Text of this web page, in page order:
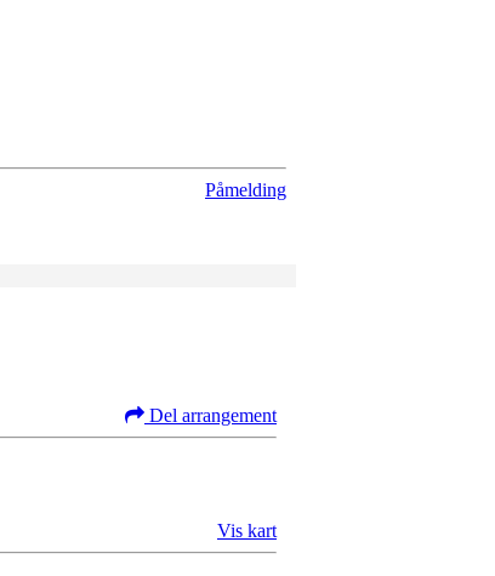
Påmelding
Del arrangement
Vis kart